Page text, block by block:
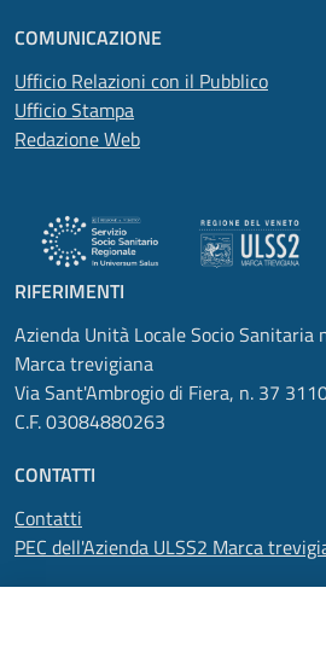
COMUNICAZIONE
Ufficio Relazioni con il Pubblico
Ufficio Stampa
Redazione Web
RIFERIMENTI
Azienda Unità Locale Socio Sanitaria
Marca trevigiana
Via Sant'Ambrogio di Fiera, n. 37
C.F. 03084880263
CONTATTI
Contatti
PEC dell'Azienda ULSS2 Marca